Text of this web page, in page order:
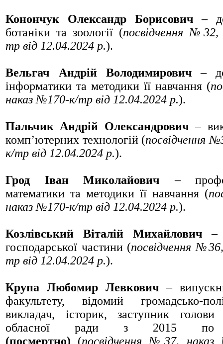
Конончук Олександр Борисович –
ботаніки та зоології (посвідчення №32,
тр від 12.04.2024 р.).
Вельгач Андрій Володимирович–
інформатики та методики її навчання (
наказ №170-к/тр від 12.04.2024 р.).
Пальчик Андрій Олександрович –
комп’ютерних технологій (посвідчення
к/тр від 12.04.2024 р.).
Грод Іван Миколайович –
математики та методики її навчання (
наказ №170-к/тр від 12.04.2024 р.).
Козлівський Віталій Михайлович –
господарської частини (посвідчення №36
тр від 12.04.2024 р.).
Крупа Любомир Левкович –
факультету, відомий громадсько-
викладач, історик, заступник голови
обласної ради з 2015
(посмертно) (посвідчення №37, наказ